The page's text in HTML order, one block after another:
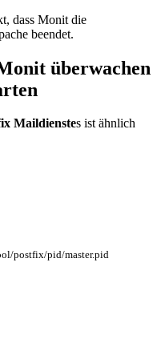
dass Monit die
beendet.
überwachen
Maildienstes ist ähnlich
/postfix/pid/master.pid